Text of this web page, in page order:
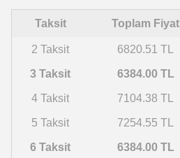
Taksit Toplam Fiyat
2 Taksit 6820.51 TL
3 Taksit 6384.00 TL
4 Taksit 7104.38 TL
5 Taksit 7254.55 TL
6 Taksit 6384.00 TL